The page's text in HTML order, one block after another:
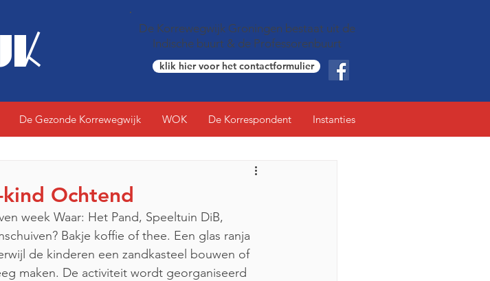
De Korrewegwijk Groningen bestaat uit de
Indische buurt & de Professorenbuurt
klik hier voor het contactformulier
De Gezonde Korrewegwijk WOK De Korrespondent Instanties
Ochtend
Bakje koffie of thee. Een glas ranja
de kinderen een zandkasteel bouwen of
maken. De activiteit wordt georganiseerd